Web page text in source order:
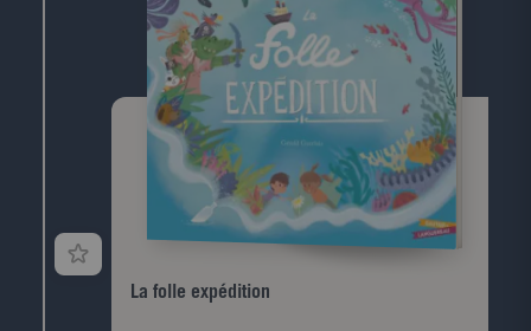
La folle expédition